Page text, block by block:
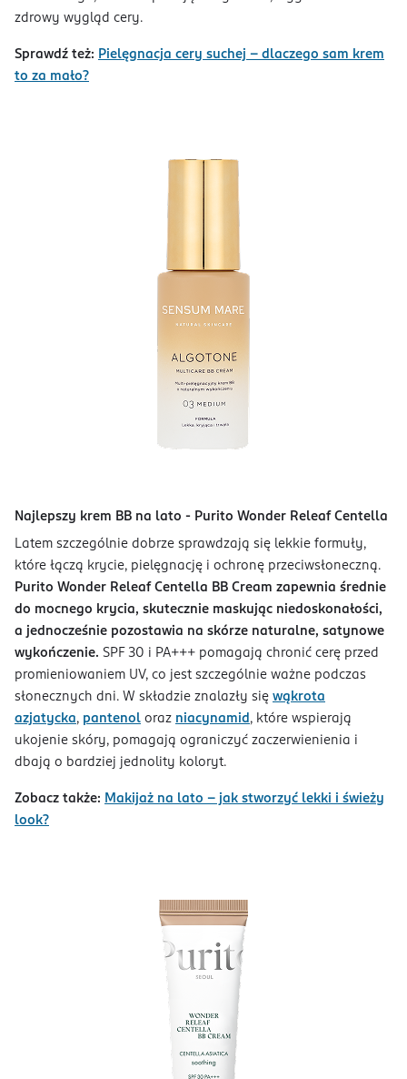
zdrowy wygląd cery.
Sprawdź też: Pielęgnacja cery suchej – dlaczego sam krem
to za mało?
Najlepszy krem BB na lato - Purito Wonder Releaf Centella
Latem szczególnie dobrze sprawdzają się lekkie formuły,
które łączą krycie, pielęgnację i ochronę przeciwsłoneczną.
Purito Wonder Releaf Centella BB Cream zapewnia średnie
do mocnego krycia, skutecznie maskując niedoskonałości,
a jednocześnie pozostawia na skórze naturalne, satynowe
wykończenie. SPF 30 i PA+++ pomagają chronić cerę przed
promieniowaniem UV, co jest szczególnie ważne podczas
słonecznych dni. W składzie znalazły się wąkrota
azjatycka, pantenol oraz niacynamid , które wspierają
ukojenie skóry, pomagają ograniczyć zaczerwienienia i
dbają o bardziej jednolity koloryt.
Zobacz także: Makijaż na lato - jak stworzyć lekki i świeży
look?